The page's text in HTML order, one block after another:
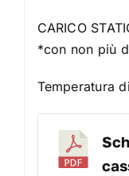
CARICO
*con non più
Temperatura